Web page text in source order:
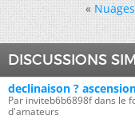
«
DISCUSSIONS
declinaison ?
Par inviteb6b6898f dans le
d'amateurs